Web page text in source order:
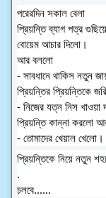
পরেরদিন সকাল বেলা
প্রিয়ন্তি ব্যাগ পত্র
বোয়েম আচার দিলো।
আর বললো
- সাবধানে থাকিস নতুন
প্রিয়ন্তির প্রিয়ন্তিকে
- নিজের যত্ন নিস খাওয়া
প্রিয়ন্তি কান্না করলো
- তোমাদের খেয়াল খেলো।
প্রিয়ন্তিকে নিয়ে নতুন
.
চলবে......